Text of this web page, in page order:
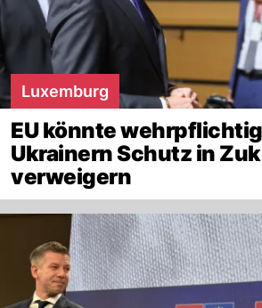
Luxemburg
EU könnte
Ukrainern Schutz in
verweigern